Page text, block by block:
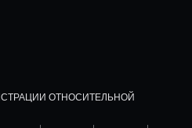
ОТНОСИТЕЛЬНОЙ